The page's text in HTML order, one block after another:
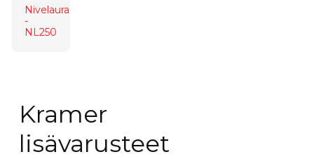
Nivelaura
-
NL250
Kramer
lisävarusteet